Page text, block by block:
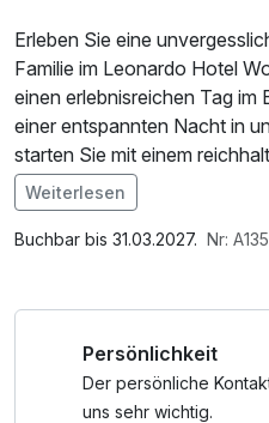
Erleben Sie eine
Familie im Leonardo Hotel
einen erlebnisreichen Tag
einer entspannten Nacht in
starten Sie mit einem
den Tag. Anschließend
Wolfsburg Wasserspaß für
rasante Rutschen sorgen für
Sie die geänderten
Feiertagen.
Im Angebot enthalten
1 Flasche Mineralwasser,
Weiterlesen
Buchbar bis 31.03.2027. Nr:
Persönlichkeit
Der persönliche
uns sehr wichtig.